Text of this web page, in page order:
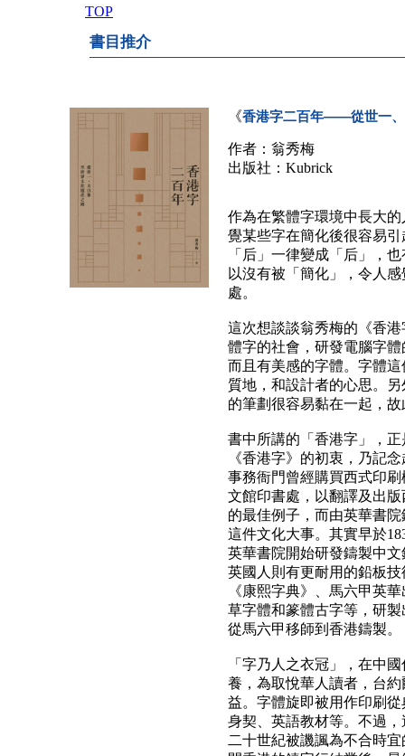
TOP
書目推介
《香港字二百年——從世一、
作者：翁秀梅
出版社：Kubrick
作為在繁體字環境中長大
覺某些字在簡化後很容易
「后」一律變成「后」，
以沒有被「簡化」，令人
處。
這次想談談翁秀梅的《香
體字的社會，研發電腦字
而且有美感的字體。字體
質地，和設計者的心思。
的筆劃很容易黏在一起，
書中所講的「香港字」，
《香港字》的初衷，乃記
事務衙門曾經購買西式印
文館印書處，以翻譯及出
的最佳例子，而由英華書
這件文化大事。其實早於
英華書院開始研發鑄製中
英國人則有更耐用的鉛板
《康熙字典》、馬六甲英
草字體和篆體古字等，研
從馬六甲移師到香港鑄製。
「字乃人之衣冠」，在中
養，為取悅華人讀者，台
益。字體旋即被用作印刷
身契、英語教材等。不過
二十世紀被譏諷為不合時